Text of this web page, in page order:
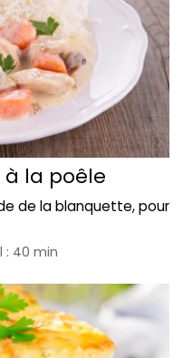
la poêle
de la blanquette, pour
: 40 min